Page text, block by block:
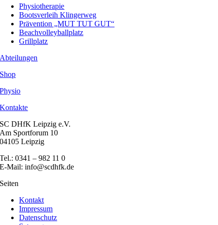
Physiotherapie
Bootsverleih Klingerweg
Prävention „MUT TUT GUT“
Beachvolleyballplatz
Grillplatz
Abteilungen
Shop
Physio
Kontakte
SC DHfK Leipzig e.V.
Am Sportforum 10
04105 Leipzig
Tel.: 0341 – 982 11 0
E-Mail: info@scdhfk.de
Seiten
Kontakt
Impressum
Datenschutz